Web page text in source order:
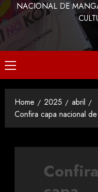
NACIONAL DE
Home 2025
abril
Confira capa nacional
Confira